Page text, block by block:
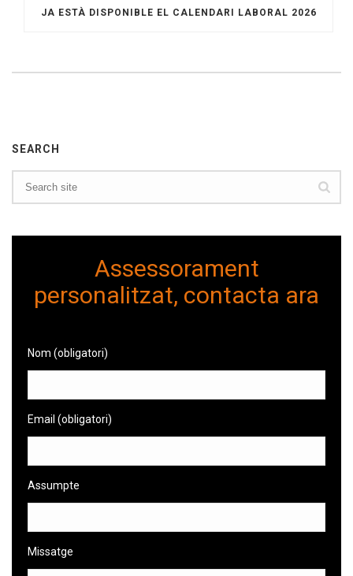
JA ESTÀ DISPONIBLE EL CALENDARI LABORAL 2026
SEARCH
Assessorament
personalitzat, contacta ara
Nom (obligatori)
Email (obligatori)
Assumpte
Missatge